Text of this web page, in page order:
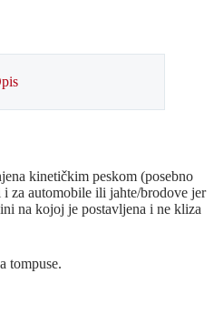
kinetičkim peskom (posebno
i za automobile ili jahte/brodove jer
na kojoj je postavljena i ne kliza
tompuse.